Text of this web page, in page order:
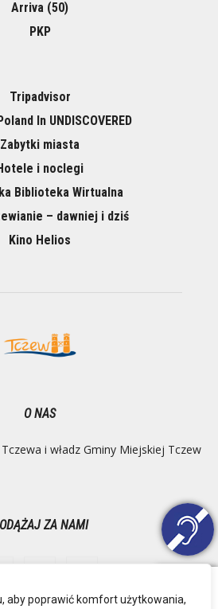
aby poprawić komfort użytkowania,
Arriva (50)
PKP
Tripadvisor
In UNDISCOVERED
Zabytki miasta
i noclegi
Biblioteka Wirtualna
– dawniej i dziś
Kino Helios
O NAS
i władz Gminy Miejskiej Tczew
ZA NAMI